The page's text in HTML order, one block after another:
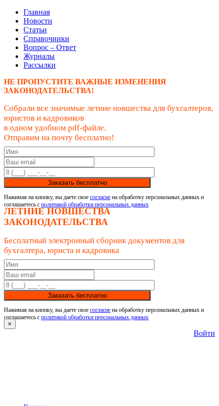
Главная
Новости
Статьи
Справочники
Вопрос – Ответ
Журналы
Рассылки
НЕ ПРОПУСТИТЕ ВАЖНЫЕ ИЗМЕНЕНИЯ
ЗАКОНОДАТЕЛЬСТВА!
Собрали все значимые летние новшества для бухгалтеров,
юристов и кадровиков
в одном удобном pdf-файле.
Отправим на почту бесплатно!
Заказать бесплатно
Нажимая на кнопку, вы даете свое согласие на обработку персональных данных и
соглашаетесь с политикой обработки персональных данных
ЛЕТНИЕ НОВШЕСТВА
ЗАКОНОДАТЕЛЬСТВА
Бесплатный электронный сборник документов для
бухгалтера, юриста и кадровика
Заказать бесплатно
Нажимая на кнопку, вы даете свое согласие на обработку персональных данных и
соглашаетесь с политикой обработки персональных данных
×
Войти